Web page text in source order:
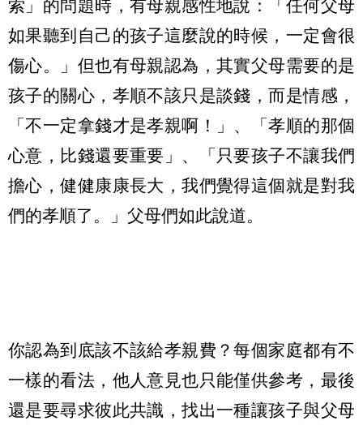
索」的問題時，有母親感性地說：「任何父母
如果聽到自己的孩子這麼說的時候，一定會很
傷心。」但也有母親認為，其實父母需要的是
孩子的關心，孝順不該只是談錢，而是情感，
「不一定拿錢才是孝親啊！」、「孝順的那個
心意，比錢還要重要」、「只要孩子不讓我們
擔心，健健康康長大，我們覺得這個就是對我
們的孝順了。」父母們如此說道。
你認為到底該不該給孝親費？每個家庭都有不
一樣的看法，他人意見也只能僅供參考，最後
還是要尋求彼此共識，找出一種讓孩子與父母